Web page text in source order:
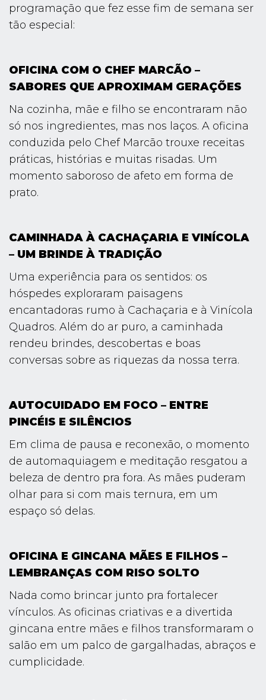
programação que fez esse fim de semana ser
tão especial:
OFICINA COM O CHEF MARCÃO –
SABORES QUE APROXIMAM GERAÇÕES
Na cozinha, mãe e filho se encontraram não
só nos ingredientes, mas nos laços. A oficina
conduzida pelo Chef Marcão trouxe receitas
práticas, histórias e muitas risadas. Um
momento saboroso de afeto em forma de
prato.
CAMINHADA À CACHAÇARIA E VINÍCOLA
– UM BRINDE À TRADIÇÃO
Uma experiência para os sentidos: os
hóspedes exploraram paisagens
encantadoras rumo à Cachaçaria e à Vinícola
Quadros. Além do ar puro, a caminhada
rendeu brindes, descobertas e boas
conversas sobre as riquezas da nossa terra.
AUTOCUIDADO EM FOCO – ENTRE
PINCÉIS E SILÊNCIOS
Em clima de pausa e reconexão, o momento
de automaquiagem e meditação resgatou a
beleza de dentro pra fora. As mães puderam
olhar para si com mais ternura, em um
espaço só delas.
OFICINA E GINCANA MÃES E FILHOS –
LEMBRANÇAS COM RISO SOLTO
Nada como brincar junto pra fortalecer
vínculos. As oficinas criativas e a divertida
gincana entre mães e filhos transformaram o
salão em um palco de gargalhadas, abraços e
cumplicidade.